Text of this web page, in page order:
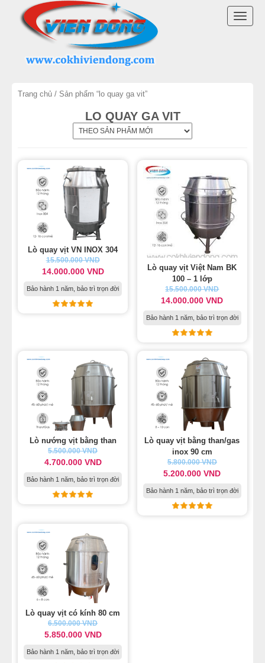
Trang chủ / Sản phẩm “lo quay ga vit”
LO QUAY GA VIT
Lò quay vịt VN INOX 304
15.500.000 VND
14.000.000 VND
Bảo hành 1 năm, bảo trì trọn đời
Lò quay vịt Việt Nam BK
100 – 1 lớp
15.500.000 VND
14.000.000 VND
Bảo hành 1 năm, bảo trì trọn đời
Lò nướng vịt bằng than
5.500.000 VND
4.700.000 VND
Bảo hành 1 năm, bảo trì trọn đời
Lò quay vịt bằng than/gas
inox 90 cm
5.800.000 VND
5.200.000 VND
Bảo hành 1 năm, bảo trì trọn đời
Lò quay vịt có kính 80 cm
6.500.000 VND
5.850.000 VND
Bảo hành 1 năm, bảo trì trọn đời
DANH MỤC SẢN PHẨM
LÒ QUAY VỊT INOX
LÒ QUAY VỊT VIỆT NAM
LINH KIỆN LÒ QUAY VỊT
MÁY CHẾ BIẾN THỊT
THIẾT BỊ KHÁC